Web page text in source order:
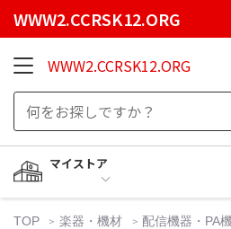
WWW2.CCRSK12.ORG
WWW2.CCRSK12.ORG
マイストア
TOP 楽器・機材
配信機器・PA